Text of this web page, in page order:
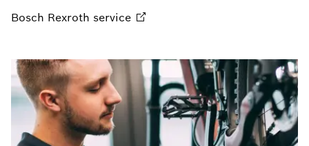
Bosch Rexroth service